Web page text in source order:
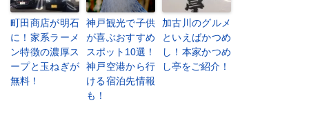
町田商店が明石
に！家系ラーメ
ン特徴の濃厚ス
ープと玉ねぎが
無料！
神戸観光で子供
が喜ぶおすすめ
スポット10選！
神戸空港から行
ける宿泊先情報
も！
加古川のグルメ
といえばかつめ
し！本家かつめ
し亭をご紹介！